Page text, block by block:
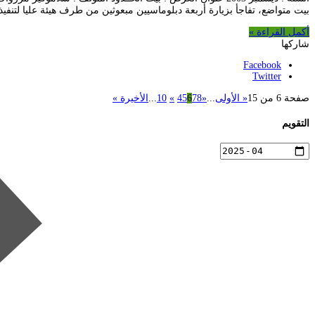
بيت متواضع، تفاجأ بزيارة أربعة دبلوماسيين مبعوثين من طرف هيئة عليا
أكمل القراءة »
شاركها
Facebook
Twitter
صفحة 6 من 15 « الأولى...
«
45678
»
10
... الأخيرة »
التقويم